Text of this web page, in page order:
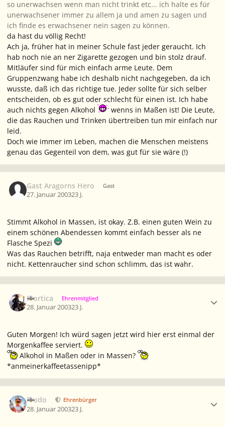
so unerwachsen wenn man nicht trinkt etc... ich halte es für
unerwachsener immer zu allem ja und amen zu sagen und
ich finde es erwachsener nein sagen zu können.
da hast du völlig Recht!
Ach ja, früher hat in meiner Schule fast jeder geraucht. Ich
hab noch nie an ner Zigarette gezogen und bin stolz drauf.
Mitläufer sind für mich einfach arme Leute. Dem
Gruppenzwang habe ich deshalb nicht nachgegeben, da ich
wusste, daß ich das richtige tue. Jeder sollte für sich selber
entscheiden, ob es gut oder schlecht für einen ist. Ich habe
auch nichts gegen Alkohol
wenns in Maßen ist! Die Leute,
die das Rauchen und Trinken übertreiben tun mir einfach nur
leid.
Doch wie immer im Leben, machen die Menschen meistens
genau das Gegenteil von dem, was gut für sie wäre (!)
Gast Aragorns Hero Gast
27. Januar 200323 J.
Stimmt Alkohol in Massen, ist okay. Z.B. einen guten Wein zu
einem schönen Abendessen kommt einfach besser als ne
Flasche Spezi
Was das Rauchen betrifft, naja entweder man macht es oder
nicht. Kettenraucher sind schon schlimm, das ist wahr.
Mortica Ehrenmitglied
28. Januar 200323 J.
Guten Morgen! Ich würd sagen jetzt wird hier erst einmal der
Morgenkaffee serviert.
Alkohol in Maßen oder in Massen?
*anmeinerkaffeetassenipp*
Frodo Ehrenbürger
28. Januar 200323 J.